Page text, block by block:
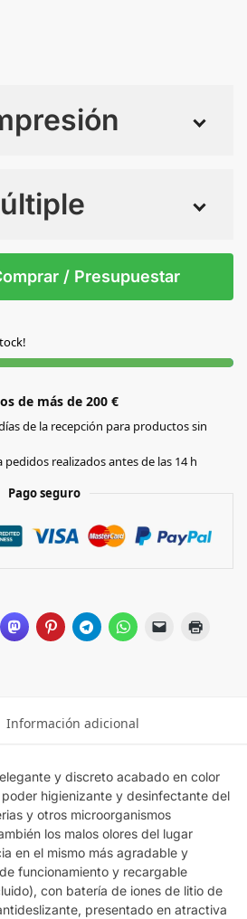
S/T
/ Presupuestar
de más de 200 €
de la recepción para productos sin
pedidos realizados antes de las 14 h
Pago seguro
Información adicional
y discreto acabado en color
higienizante y desinfectante del
y otros microorganismos
los malos olores del lugar
en el mismo más agradable y
funcionamiento y recargable
con batería de iones de litio de
presentado en atractiva